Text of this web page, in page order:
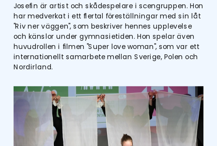
Josefin är artist och skådespelare i scengruppen. Hon
har medverkat i ett flertal föreställningar med sin låt
"Riv ner väggen", som beskriver hennes upplevelse
och känslor under gymnasietiden. Hon spelar även
huvudrollen i filmen "Super love woman", som var ett
internationellt samarbete mellan Sverige, Polen och
Nordirland.